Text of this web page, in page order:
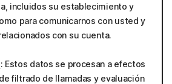
incluidos su establecimiento y
para comunicarnos con usted y
con su cuenta.
: Estos datos se procesan a efectos
filtrado de llamadas y evaluación